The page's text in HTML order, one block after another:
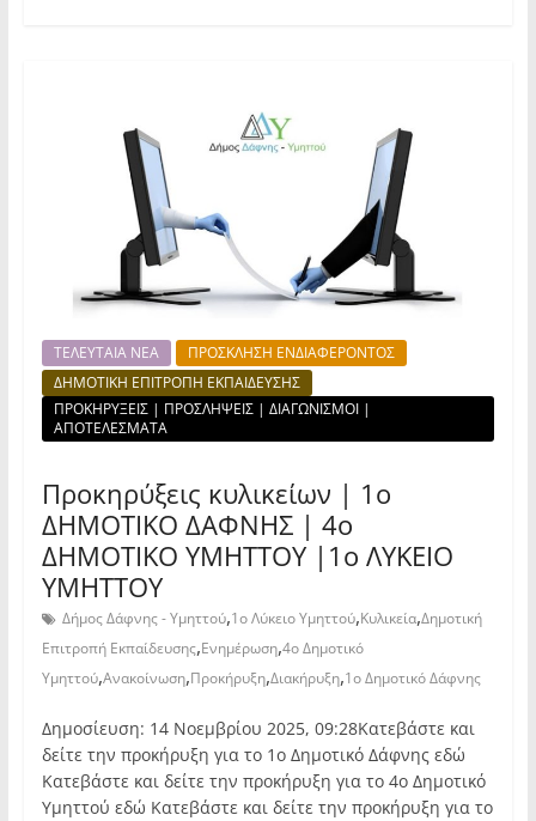
ΤΕΛΕΥΤΑΙΑ ΝΕΑ
ΠΡΟΣΚΛΗΣΗ ΕΝΔΙΑΦΕΡΟΝΤΟΣ
ΔΗΜΟΤΙΚΗ ΕΠΙΤΡΟΠΗ ΕΚΠΑΙΔΕΥΣΗΣ
ΠΡΟΚΗΡΥΞΕΙΣ | ΠΡΟΣΛΗΨΕΙΣ | ΔΙΑΓΩΝΙΣΜΟΙ |
ΑΠΟΤΕΛΕΣΜΑΤΑ
Προκηρύξεις κυλικείων | 1ο
ΔΗΜΟΤΙΚΟ ΔΑΦΝΗΣ | 4ο
ΔΗΜΟΤΙΚΟ ΥΜΗΤΤΟΥ |1ο ΛΥΚΕΙΟ
ΥΜΗΤΤΟΥ
Δήμος Δάφνης - Υμηττού,1ο Λύκειο Υμηττού,Κυλικεία,Δημοτική
Επιτροπή Εκπαίδευσης,Ενημέρωση,4ο Δημοτικό
Υμηττού,Ανακοίνωση,Προκήρυξη,Διακήρυξη,1ο Δημοτικό Δάφνης
Δημοσίευση: 14 Νοεμβρίου 2025, 09:28Κατεβάστε και
δείτε την προκήρυξη για το 1ο Δημοτικό Δάφνης εδώ
Κατεβάστε και δείτε την προκήρυξη για το 4ο Δημοτικό
Υμηττού εδώ Κατεβάστε και δείτε την προκήρυξη για το